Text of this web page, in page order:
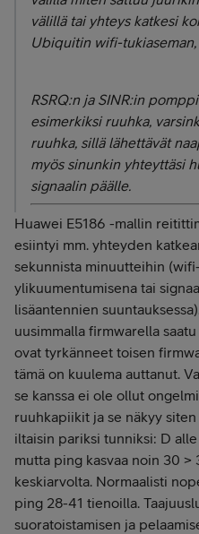
välillä tai yhteys katkesi
Ubiquitin wifi-
RSRQ:n ja SINR:in
esimerkiksi ruuhka,
ruuhka, sillä lähettävät
myös sinunkin yhteyttäsi
signaalin päälle.
Huawei E5186 -mallin
esiintyi mm. yhteyden
sekunnista minuutteihin
ylikuumentumisena tai
lisäantennien
uusimmalla firmwarella
ovat tyrkänneet toisen
tämä on kuulema auttanut.
se kanssa ei ole ollut
ruuhkapiikit ja se näkyy
iltaisin pariksi tunniksi: D
mutta ping kasvaa noin 30
keskiarvolta. Normaalisti
ping 28-41 tienoilla.
suoratoistamisen ja